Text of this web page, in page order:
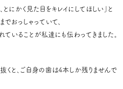
にかく見た目をキレイにしてほしい」と
おっしゃっていて、
いることが私達にも伝わってきました。
と、ご自身の歯は4本しか残りませんで